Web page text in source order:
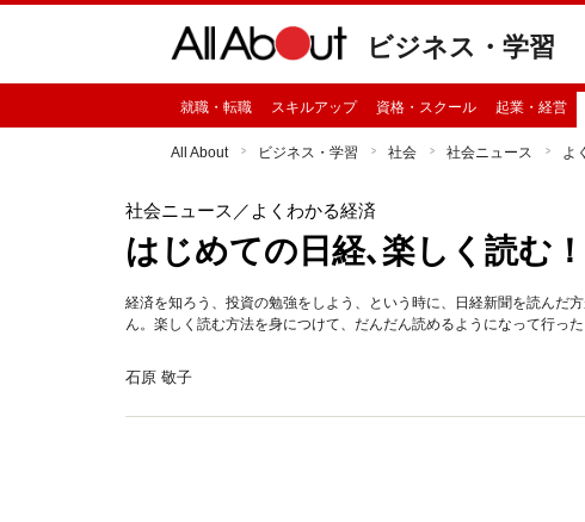
ビジネス・学習
就職・転職 スキルアップ 資格・スクール 起業・経営
All About ビジネス・学習 社会 社会ニュース よ
社会ニュース ／よくわかる経済
はじめての日経､楽しく読む！
経済を知ろう、投資の勉強をしよう、という時に、日経新聞を読んだ
ん。楽しく読む方法を身につけて、だんだん読めるようになって行った
石原 敬子